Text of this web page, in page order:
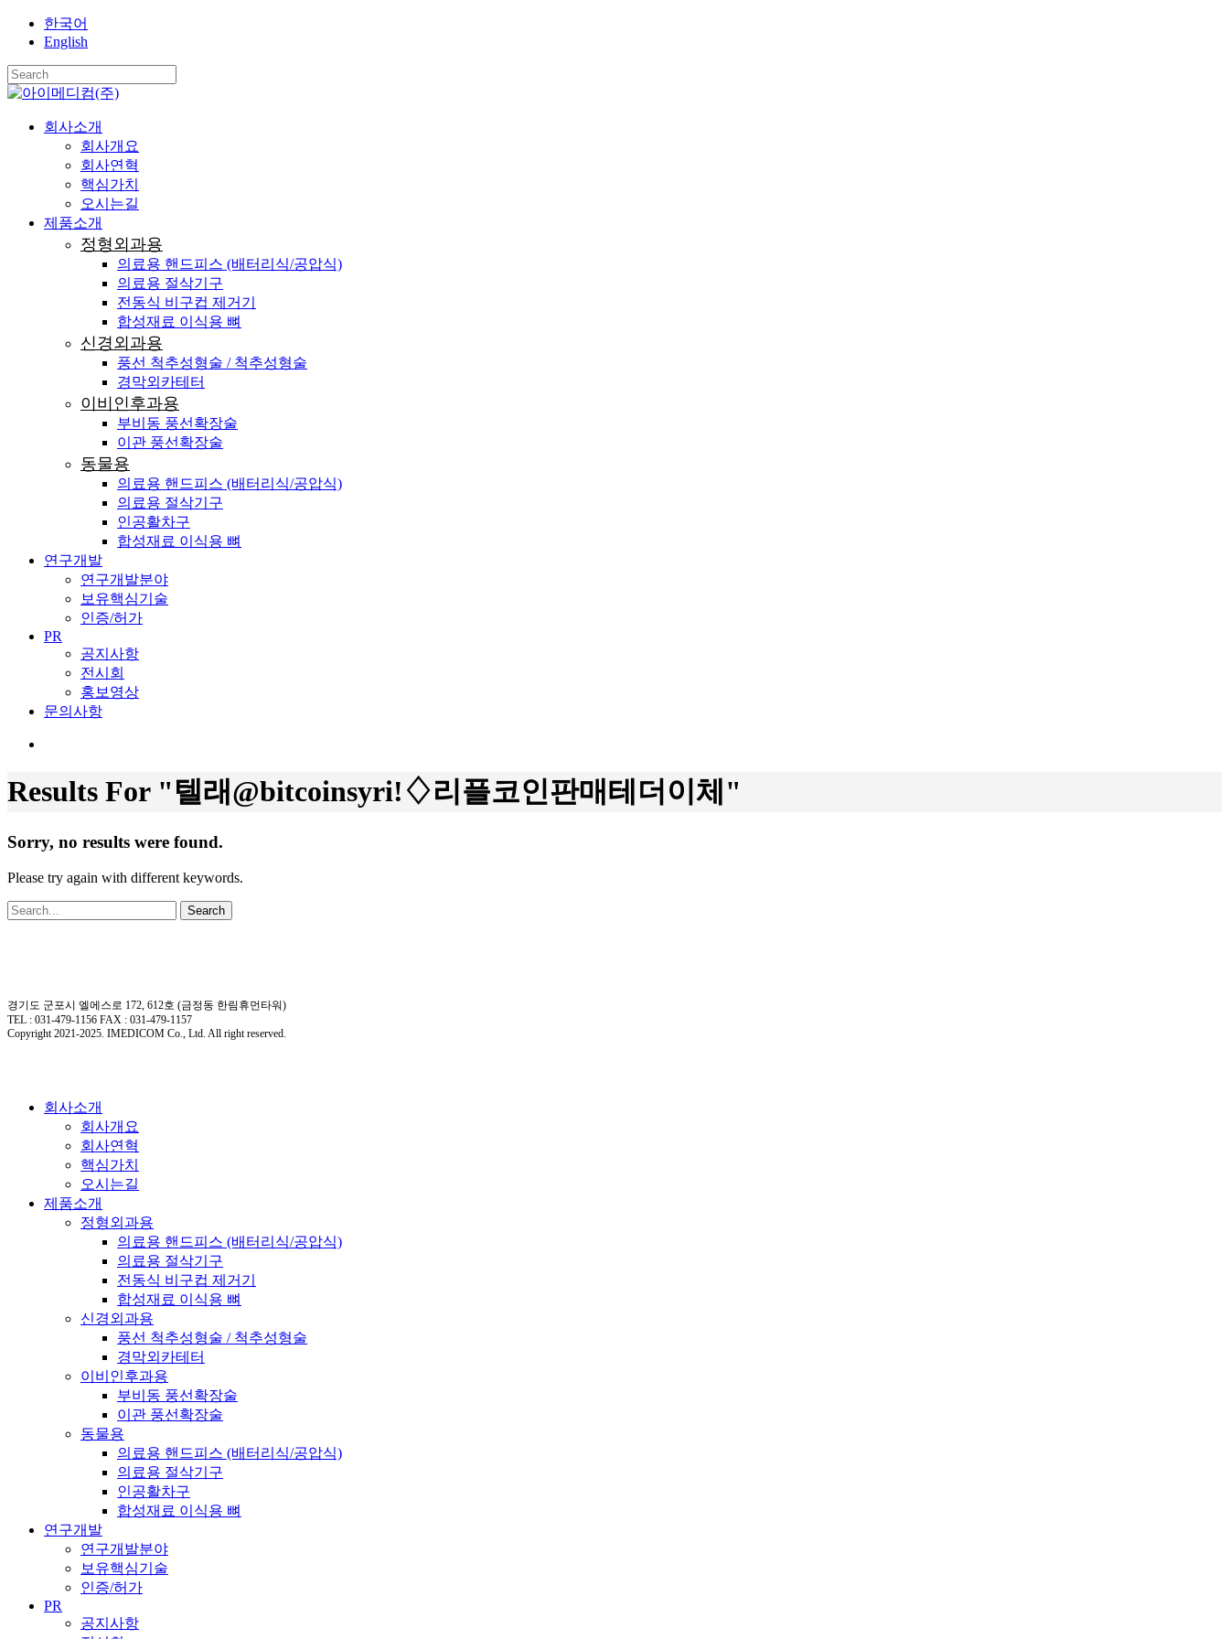
Skip
content
한국어
English
Close
search
Menu
회사소개
회사개요
회사연혁
핵심가치
오시는길
제품소개
정형외과용
의료용 핸드피스 (배터리식/공압식)
의료용 절삭기구
전동식 비구컵 제거기
합성재료 이식용 뼈
신경외과용
풍선 척추성형술 / 척추성형술
경막외카테터
이비인후과용
부비동 풍선확장술
이관 풍선확장술
동물용
의료용 핸드피스 (배터리식/공압식)
의료용 절삭기구
인공활차구
합성재료 이식용 뼈
연구개발
연구개발분야
보유핵심기술
인증/허가
PR
공지사항
전시회
홍보영상
문의사항
Results For "텔래@bitcoinsyriǃ♢리플코인판매테더이체"
Sorry, no results were found.
Please try again with different keywords.
Search
경기도 군포시 엘에스로 172, 612호 (금정동 한림휴먼타워)
TEL : 031-479-1156 FAX : 031-479-1157
Copyright 2021-2025. IMEDICOM Co., Ltd. All right reserved.
Close
회사소개
회사개요
회사연혁
핵심가치
오시는길
제품소개
정형외과용
의료용 핸드피스 (배터리식/공압식)
의료용 절삭기구
전동식 비구컵 제거기
합성재료 이식용 뼈
신경외과용
풍선 척추성형술 / 척추성형술
경막외카테터
이비인후과용
부비동 풍선확장술
이관 풍선확장술
동물용
의료용 핸드피스 (배터리식/공압식)
의료용 절삭기구
인공활차구
합성재료 이식용 뼈
연구개발
연구개발분야
보유핵심기술
인증/허가
PR
공지사항